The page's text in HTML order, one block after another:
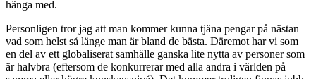
hänga med.
Personligen tror jag att man kommer kunna tjäna pengar på nästan
vad som helst så länge man är bland de bästa. Däremot har vi som
en del av ett globaliserat samhälle ganska lite nytta av personer som
är halvbra (eftersom de konkurrerar med alla andra i världen på